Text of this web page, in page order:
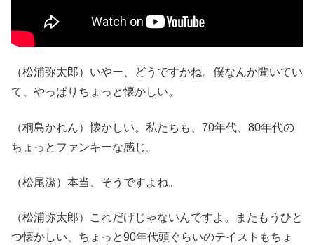
（松浦弥太郎）いやー、どうですかね。僕なんか聞いてい
て、やっぱりちょっと懐かしい。
（桐島かれん）懐かしい。私たちも、70年代、80年代の
ちょっとファンキーな感じ。
（松尾潔）本当、そうですよね。
（松浦弥太郎）これだけじゃないんですよ。またもうひと
つ懐かしい、ちょっと90年代頭ぐらいのテイストもちょ